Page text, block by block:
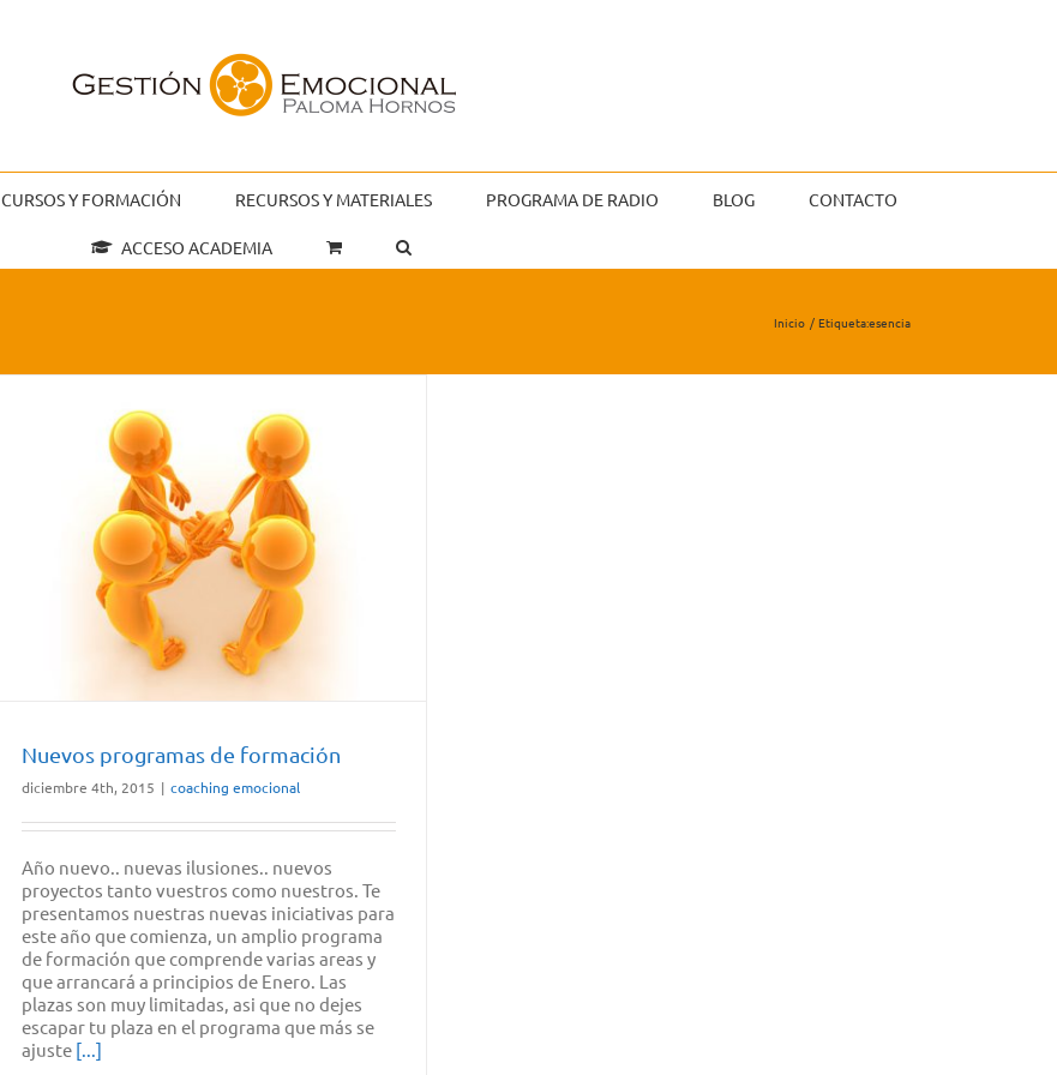
CURSOS Y FORMACIÓN RECURSOS Y MATERIALES PROGRAMA DE RADIO BLOG CONTACTO
ACCESO ACADEMIA
Inicio Etiqueta:esencia
Nuevos programas de formación
diciembre 4th, 2015 | coaching emocional
Año nuevo.. nuevas ilusiones.. nuevos
proyectos tanto vuestros como nuestros. Te
presentamos nuestras nuevas iniciativas para
este año que comienza, un amplio programa
de formación que comprende varias areas y
que arrancará a principios de Enero. Las
plazas son muy limitadas, asi que no dejes
escapar tu plaza en el programa que más se
ajuste [...]